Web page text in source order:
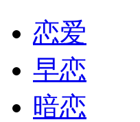
恋爱
早恋
暗恋